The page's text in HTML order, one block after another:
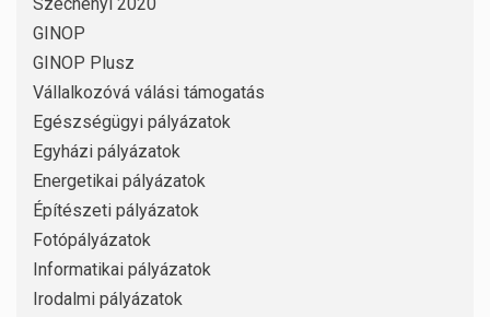
GINOP
GINOP Plusz
Vállalkozóvá válási támogatás
Egészségügyi pályázatok
Egyházi pályázatok
Energetikai pályázatok
Építészeti pályázatok
Fotópályázatok
Informatikai pályázatok
Irodalmi pályázatok